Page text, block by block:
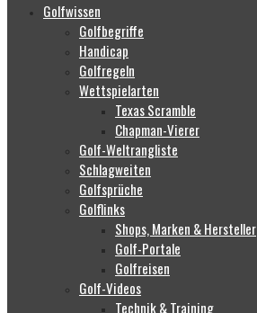
Golfwissen
Golfbegriffe
Handicap
Golfregeln
Wettspielarten
Texas Scramble
Chapman-Vierer
Golf-Weltrangliste
Schlagweiten
Golfsprüche
Golflinks
Shops, Marken & Hersteller
Golf-Portale
Golfreisen
Golf-Videos
Technik & Training